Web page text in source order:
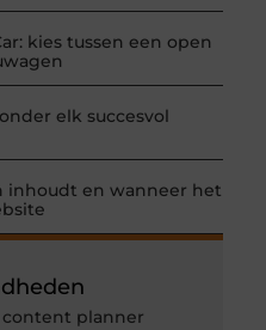
kies tussen een open
elk succesvol
inhoudt en wanneer het
content planner